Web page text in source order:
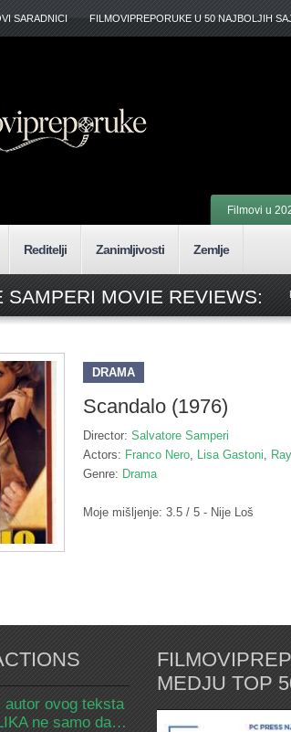
SARADNICI FILMOVIPREPORUKE U 50 NAJBOLJIH
Filmovi u
Reditelji Zanimljivosti Zemlje
SAMPERI MOVIE REVIEWS:
DRAMA
Scandalo (1976)
Director: Salvatore Samperi
Actors: Franco Nero, Lisa Gastoni,
Genre: Drama
Moje mišljenje: 3.5 / 5 - Nije Loš
autor ovog teksta
ne samo da…
MEDJU TOP